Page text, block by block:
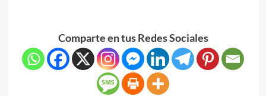
Comparte en tus Redes Sociales